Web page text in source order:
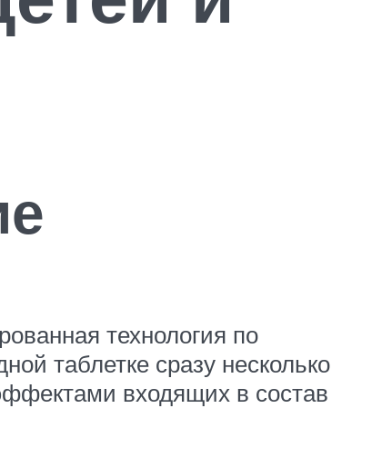
технология по
таблетке сразу несколько
входящих в состав